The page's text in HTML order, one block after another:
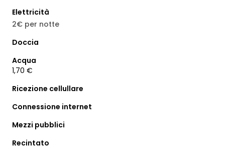
Elettricità
2€ per notte
Doccia
Acqua
1,70 €
Ricezione cellullare
Connessione internet
Mezzi pubblici
Recintato